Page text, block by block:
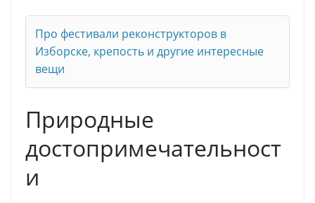
Про фестивали реконструкторов в
Изборске, крепость и другие интересные
вещи
Природные
достопримечательност
и